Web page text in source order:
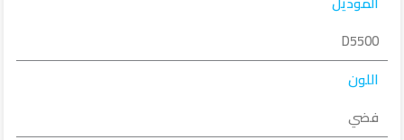
D5500
اللون
فضي